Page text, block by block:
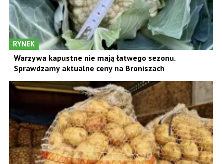
RYNEK
Warzywa kapustne nie mają łatwego sezonu.
Sprawdzamy aktualne ceny na Broniszach